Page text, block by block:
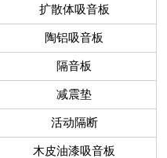
扩散体吸音板
陶铝吸音板
隔音板
减震垫
活动隔断
木皮油漆吸音板